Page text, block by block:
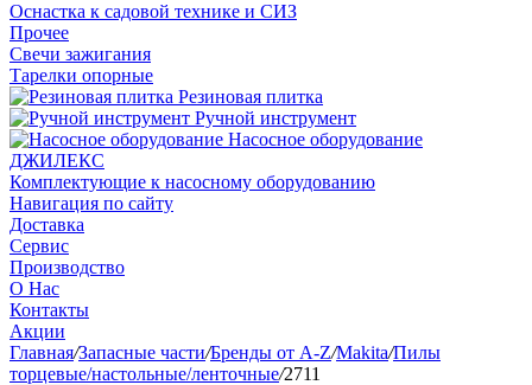
Оснастка к садовой технике и СИЗ
Прочее
Свечи зажигания
Тарелки опорные
Резиновая плитка
Ручной инструмент
Насосное оборудование
ДЖИЛЕКС
Комплектующие к насосному оборудованию
Навигация по сайту
Доставка
Сервис
Производство
О Нас
Контакты
Акции
Главная/Запасные части/Бренды от A-Z/Makita/Пилы
торцевые/настольные/ленточные/2711